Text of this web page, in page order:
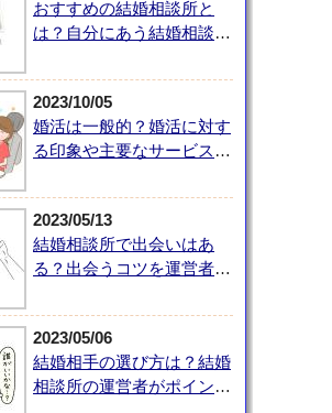
おすすめの結婚相談所と
は？自分にあう結婚相談所
2023/10/05
婚活は一般的？婚活に対す
る印象や主要なサービス、
2023/05/13
結婚相談所で出会いはあ
る？出会うコツを運営者が
2023/05/06
結婚相手の選び方は？結婚
相談所の運営者がポイント